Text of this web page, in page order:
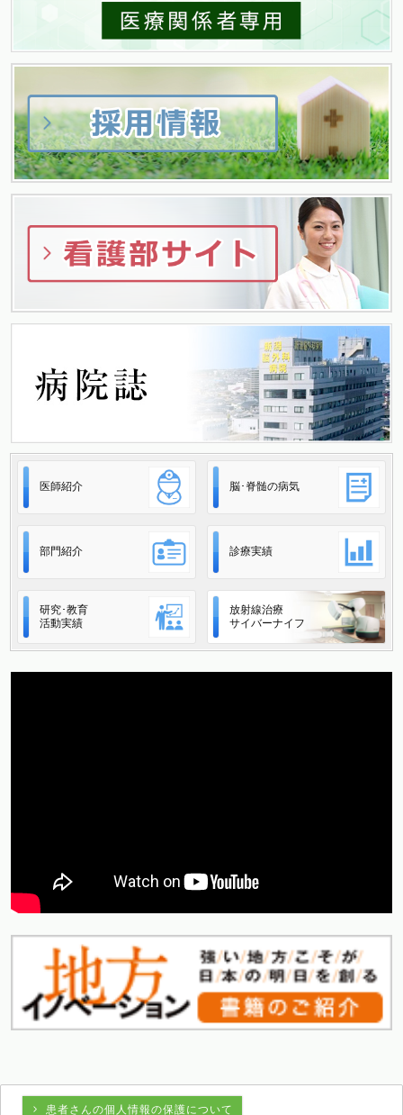
ー
シ
ョ
ン
医師紹介 脳･脊髄の病気
部門紹介 診療実績
研究･教育
活動実績
放射線治療
サイバーナイフ
患者さんの個人情報の保護について